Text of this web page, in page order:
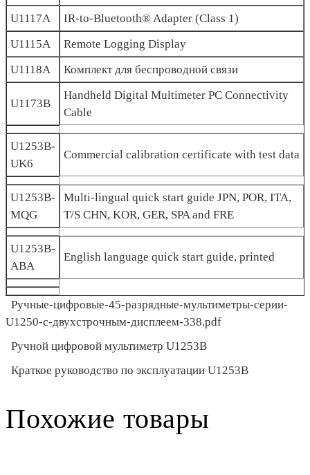
U1117A
IR-to-Bluetooth® Adapter (Class 1)
U1115A
Remote Logging Display
U1118A
Комплект для беспроводной связи
U1173B
Handheld Digital Multimeter PC Connectivity
Cable
U1253B-
UK6
Commercial calibration certificate with test data
U1253B-
MQG
Multi-lingual quick start guide JPN, POR, ITA,
T/S CHN, KOR, GER, SPA and FRE
U1253B-
ABA
English language quick start guide, printed
Ручные-цифровые-45-разрядные-мультиметры-серии-
U1250-с-двухстрочным-дисплеем-338.pdf
Ручной цифровой мультиметр U1253B
Краткое руководство по эксплуатации U1253B
Похожие товары